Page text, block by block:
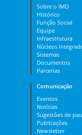
Sobre o IMD
Histórico
Função Social
Equipe
Infraestrutura
Núcleos
Sistemas
Documentos
Parcerias
Comunicação
Eventos
Notícias
Sugestões de
Publicações
Newsletter